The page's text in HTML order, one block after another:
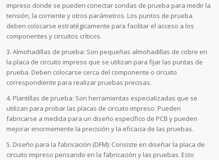
impreso donde se pueden conectar sondas de prueba para medir la
tensión, la corriente y otros parámetros. Los puntos de prueba
deben colocarse estratégicamente para facilitar el acceso a los
componentes y circuitos críticos.
3. Almohadillas de prueba: Son pequeñas almohadillas de cobre en
la placa de circuito impreso que se utilizan para fijar las puntas de
prueba. Deben colocarse cerca del componente o circuito
correspondiente para realizar pruebas precisas.
4. Plantillas de prueba: Son herramientas especializadas que se
utilizan para probar las placas de circuito impreso. Pueden
fabricarse a medida para un diseño específico de PCB y pueden
mejorar enormemente la precisión y la eficacia de las pruebas.
5. Diseño para la fabricación (DFM): Consiste en diseñar la placa de
circuito impreso pensando en la fabricación y las pruebas. Esto